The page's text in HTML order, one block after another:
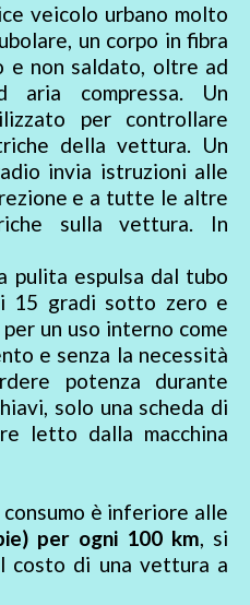
veicolo urbano molto
un corpo in fibra
non saldato, oltre ad
aria compressa. Un
per controllare
della vettura. Un
invia istruzioni alle
e a tutte le altre
sulla vettura. In
pulita espulsa dal tubo
15 gradi sotto zero e
un uso interno come
e senza la necessità
potenza durante
solo una scheda di
letto dalla macchina
è inferiore alle
per ogni 100 km, si
costo di una vettura a